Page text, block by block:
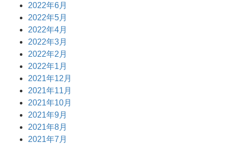
2022年6月
2022年5月
2022年4月
2022年3月
2022年2月
2022年1月
2021年12月
2021年11月
2021年10月
2021年9月
2021年8月
2021年7月